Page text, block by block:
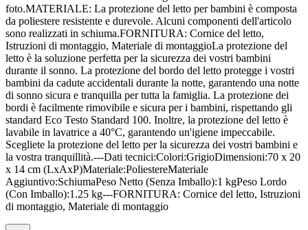
foto.MATERIALE: La protezione del letto per bambini è composta
da poliestere resistente e durevole. Alcuni componenti dell'articolo
sono realizzati in schiuma.FORNITURA: Cornice del letto,
Istruzioni di montaggio, Materiale di montaggioLa protezione del
letto è la soluzione perfetta per la sicurezza dei vostri bambini
durante il sonno. La protezione del bordo del letto protegge i vostri
bambini da cadute accidentali durante la notte, garantendo una notte
di sonno sicura e tranquilla per tutta la famiglia. La protezione dei
bordi è facilmente rimovibile e sicura per i bambini, rispettando gli
standard Eco Testo Standard 100. Inoltre, la protezione del letto è
lavabile in lavatrice a 40°C, garantendo un'igiene impeccabile.
Scegliete la protezione del letto per la sicurezza dei vostri bambini e
la vostra tranquillità.---Dati tecnici:Colori:GrigioDimensioni:70 x 20
x 14 cm (LxAxP)Materiale:PoliestereMateriale
Aggiuntivo:SchiumaPeso Netto (Senza Imballo):1 kgPeso Lordo
(Con Imballo):1.25 kg---FORNITURA: Cornice del letto, Istruzioni
di montaggio, Materiale di montaggio